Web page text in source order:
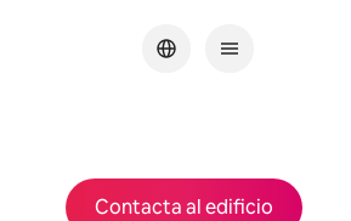
Contacta al edificio